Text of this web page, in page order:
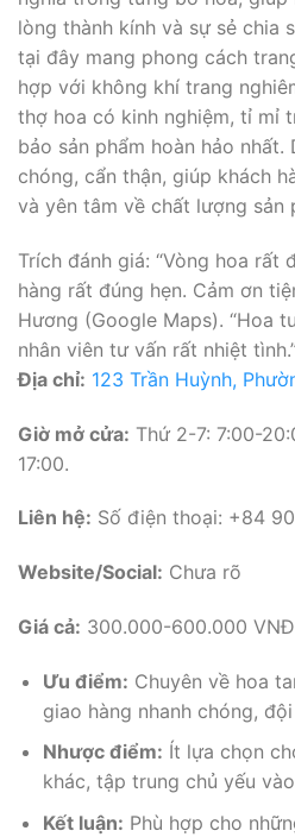
lòng thành kính và sự sẻ chia
tại đây mang phong cách
hợp với không khí trang
thợ hoa có kinh nghiệm, tỉ mỉ
bảo sản phẩm hoàn hảo nhất.
chóng, cẩn thận, giúp khách
và yên tâm về chất lượng sản
Trích đánh giá: “Vòng hoa rất
hàng rất đúng hẹn. Cảm ơn
Hương (Google Maps). “Hoa
nhân viên tư vấn rất nhiệt
Địa chỉ: 123 Trần Huỳnh,
Giờ mở cửa: Thứ 2-7: 7:00-
17:00.
Liên hệ: Số điện thoại: +84
Website/Social: Chưa rõ
Giá cả: 300.000-600.000
Ưu điểm: Chuyên về hoa
giao hàng nhanh chóng,
Nhược điểm: Ít lựa chọn
khác, tập trung chủ yếu
Kết luận: Phù hợp cho